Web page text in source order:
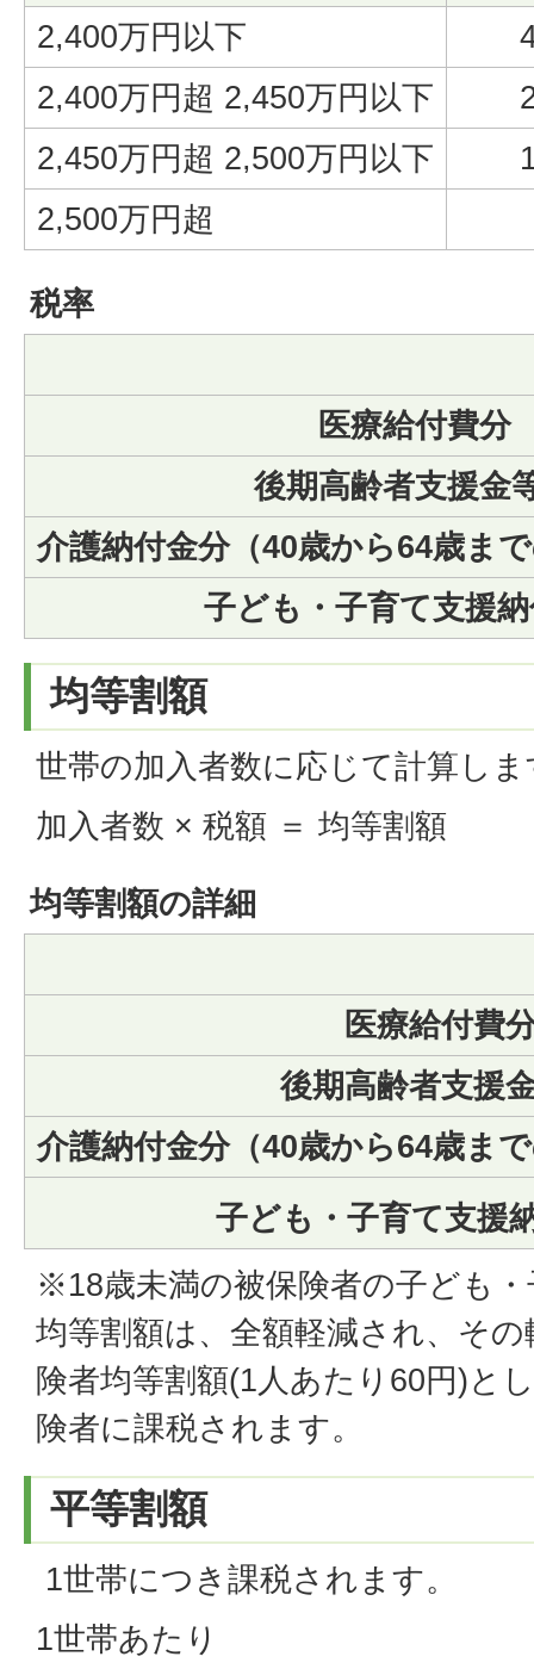
2,400万円以下
2,400万円超 2,450万円以下
2,450万円超 2,500万円以下
2,500万円超
税率
医療給付費分
後期高齢者支援金
介護納付金分（40歳から64歳ま
子ども・子育て支援
均等割額
世帯の加入者数に応じて計算しま
加入者数 × 税額 ＝ 均等割額
均等割額の詳細
医療給付費
後期高齢者支援
介護納付金分（40歳から64歳ま
子ども・子育て支援
※18歳未満の被保険者の子ども
均等割額は、全額軽減され、そ
険者均等割額(1人あたり60円)と
険者に課税されます。
平等割額
1世帯につき課税されます。
1世帯あたり